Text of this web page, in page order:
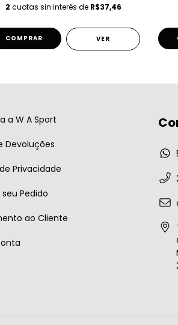
2 cuotas sin interés de R$37,46
COMPRAR VER
a W A Sport
Devoluções
Privacidade
Pedido
ao Cliente